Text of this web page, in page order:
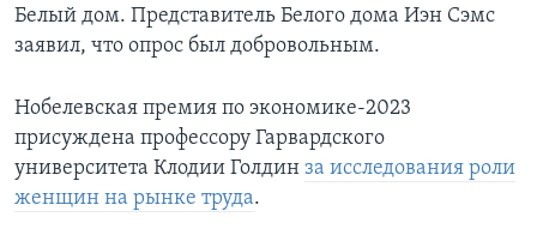
Белый дом. Представитель Белого дома Иэн Сэмс
заявил, что опрос был добровольным.
Нобелевская премия по экономике-2023
присуждена профессору Гарвардского
университета Клодии Голдин за исследования роли
женщин на рынке труда.